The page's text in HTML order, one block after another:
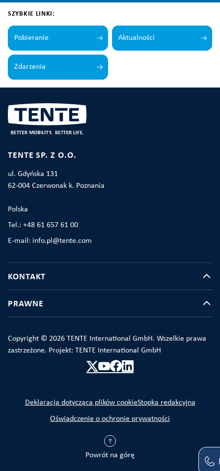
SZYBKIE LINKI:
Pobieranie Aktualności
Zdarzenia
TENTE SP. Z O.O.
ul. Gdyńska 131
62-004 Czerwonak k. Poznania
Polska
Tel.: +48 61 657 61 00
E-mail: info.pl@tente.com
KONTAKT
PRAWNE
Copyright © 2026 TENTE International GmbH. Wszelkie prawa
zastrzeżone. Projekt: TENTE International GmbH
Powrót na górę
Deklaracja dotycząca plików cookieStopka redakcyjna
Oświadczenie o ochronie prywatności